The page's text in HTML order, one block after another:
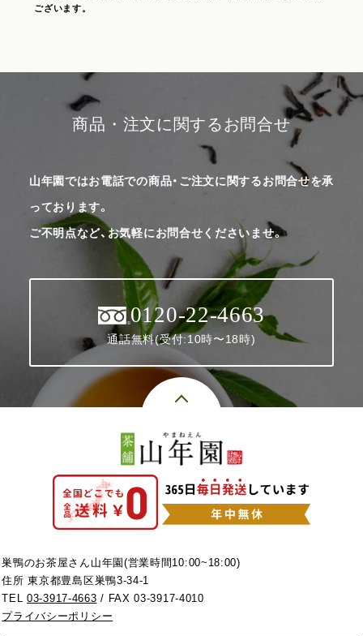
ございます。
商品・注文に関するお問合せ
山年園ではお電話での商品・ご注文に関するお問合せを承
っております。
ご不明点など、お気軽にお問合せくださいませ。
0120-22-4663
通話無料(受付:10時〜18時)
巣鴨のお茶屋さん山年園(営業時間10:00~18:00)
住所 東京都豊島区巣鴨3-34-1
TEL03-3917-4663 / FAX 03-3917-4010
プライバシーポリシー